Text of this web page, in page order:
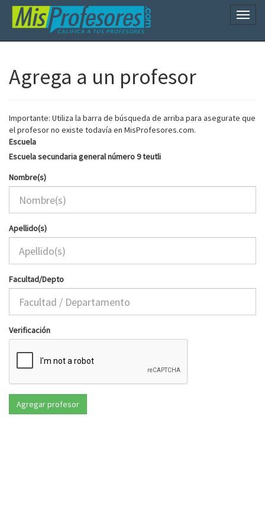
Agrega a un profesor
Importante: Utiliza la barra de búsqueda de arriba para asegurate que
el profesor no existe todavía en MisProfesores.com.
Escuela
Escuela secundaria general número 9 teutli
Nombre(s)
Apellido(s)
Facultad/Depto
Verificación